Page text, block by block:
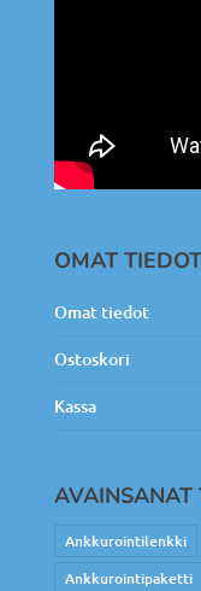
OMAT TIEDOT
Omat tiedot
Ostoskori
Kassa
AVAINSANAT
Ankkurointilenkki
Ankkurointipaketti